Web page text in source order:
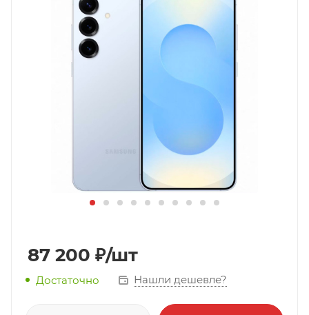
87 200 ₽/шт
Достаточно Нашли дешевле?